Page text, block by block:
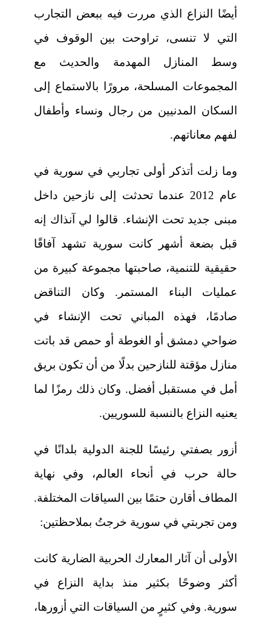
أيضًا النزاع الذي مررت فيه ببعض التجارب
التي لا تنسى، تراوحت بين الوقوف في
وسط المنازل المهدمة والحديث مع
المجموعات المسلحة، مرورًا بالاستماع إلى
السكان المدنيين من رجال ونساء وأطفال
لفهم معاناتهم.
وما زلت أتذكر أولى تجاربي في سورية في
عام 2012 عندما تحدثت إلى نازحين داخل
مبنى جديد تحت الإنشاء. قالوا لي آنذاك إنه
قبل بضعة أشهر كانت سورية تشهد آفاقًا
حقيقية للتنمية، صاحبتها مجموعة كبيرة من
عمليات البناء المستمر. وكان التناقض
صادمًا، فهذه المباني تحت الإنشاء في
ضواحي دمشق أو الغوطة أو حمص قد باتت
منازل مؤقتة للنازحين بدلًا من أن تكون بريق
أمل في مستقبل أفضل. وكان ذلك رمزًا لما
يعنيه النزاع بالنسبة للسوريين.
أزور بصفتي رئيسًا للجنة الدولية بلدانًا في
حالة حرب في أنحاء العالم، وفي نهاية
المطاف أقارن حتمًا بين السياقات المختلفة.
ومن تجربتي في سورية خرجتُ بملاحظتين:
الأولى أن آثار المعارك الحربية الضارية كانت
أكثر وضوحًا بكثير منذ بداية النزاع في
سورية. وفي كثيرٍ من السياقات التي أزورها،